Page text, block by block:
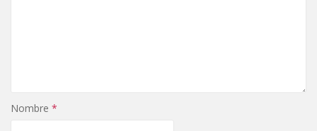
Nombre *